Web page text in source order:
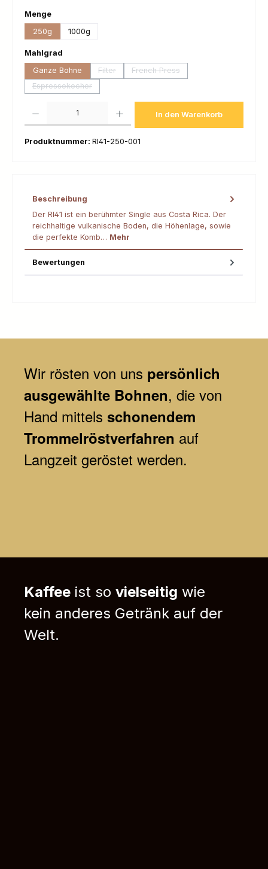
Mengeauswählen
250g
1000g
Mahlgrad
Ganze Bohne
Filter
(Diese Option ist zurzeit nicht verfügbar.)
French Press
(Diese Option ist zurzeit nicht
Espressokocher
(Diese Option ist zurzeit nicht verfügbar.)
In den Warenkorb
Produktnummer: RI41-250-001
Beschreibung
Der RI41 ist ein berühmter Single aus Costa Rica. Der
reichhaltige vulkanische Boden, die Höhenlage, sowie
die perfekte Komb… Mehr
Bewertungen
Wir rösten von uns persönlich
ausgewählte Bohnen, die von
Hand mittels schonendem
Trommelröstverfahren auf
Langzeit geröstet werden.
Kaffee ist so vielseitig wie
kein anderes Getränk auf der
Welt.